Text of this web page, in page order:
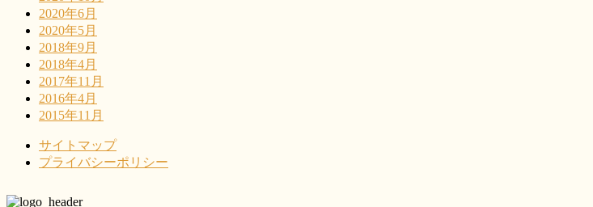
2020年6月
2020年5月
2018年9月
2018年4月
2017年11月
2016年4月
2015年11月
サイトマップ
プライバシーポリシー